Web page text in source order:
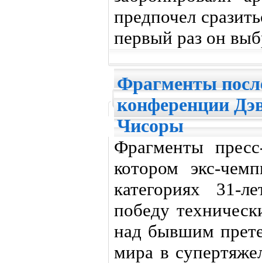
предпочел
первый раз он
Фрагменты
конференции
Чисоры
Фрагменты
котором экс-
категориях 31-
победу
над бывшим
мира в